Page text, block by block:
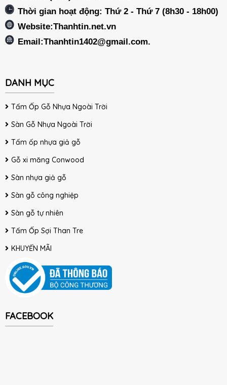
Thời gian hoạt động: Thứ 2 - Thứ 7 (8h30 - 18h00)
Website:Thanhtin.net.vn
Email:Thanhtin1402@gmail.com.
DANH MỤC
Tấm Ốp Gỗ Nhựa Ngoài Trời
Sàn Gỗ Nhựa Ngoài Trời
Tấm ốp nhựa giả gỗ
Gỗ xi măng Conwood
Sàn nhựa giả gỗ
Sàn gỗ công nghiệp
Sàn gỗ tự nhiên
Tấm Ốp Sợi Than Tre
KHUYẾN MÃI
FACEBOOK